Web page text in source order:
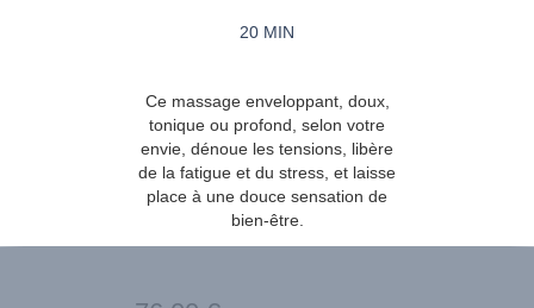
20 MIN
Ce massage enveloppant, doux,
tonique ou profond, selon votre
envie, dénoue les tensions, libère
de la fatigue et du stress, et laisse
place à une douce sensation de
bien-être.